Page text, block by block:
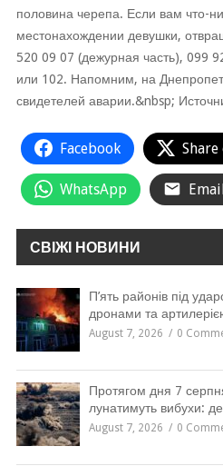
половина черепа. Если вам что-
местонахождении девушки,
520 09 07 (дежурная часть), 099
или 102. Напомним, на
свидетелей аварии.&nbsp;
Facebook Share
WhatsApp
СВІЖІ НОВИНИ
П’ять районів під
дронами та
August 7, 2026 0
Протягом дня 7
лунатимуть вибухи:
August 7, 2026 0